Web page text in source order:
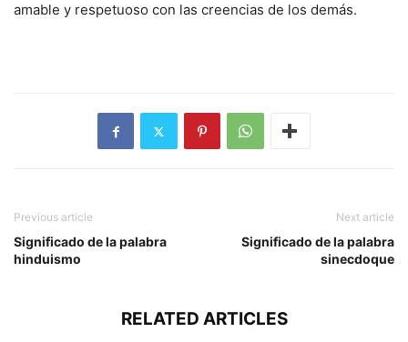
amable y respetuoso con las creencias de los demás.
Previous article
Significado de la palabra
hinduismo
Next article
Significado de la palabra
sinecdoque
RELATED ARTICLES